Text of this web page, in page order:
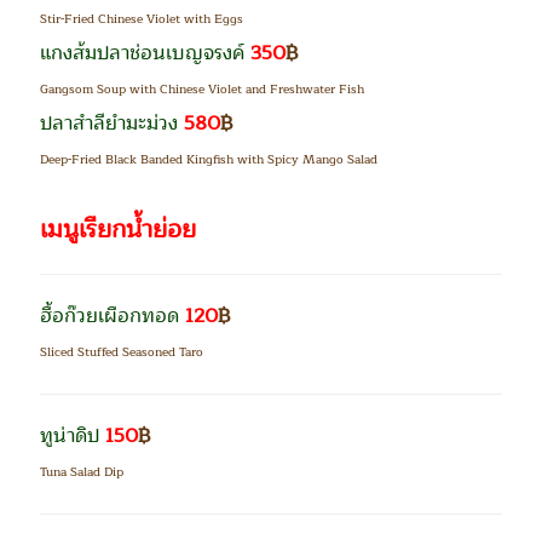
Stir-Fried Chinese Violet with Eggs
แกงส้มปลาช่อนเบญจรงค์350฿
Gangsom Soup with Chinese Violet and Freshwater Fish
ปลาสำลียำมะม่วง 580฿
Deep-Fried Black Banded Kingfish with Spicy Mango Salad
เมนูเรียกน้ำย่อย
ฮื้อก๊วยเผือกทอด 120฿
Sliced Stuffed Seasoned Taro
ทูน่าดิป 150฿
Tuna Salad Dip